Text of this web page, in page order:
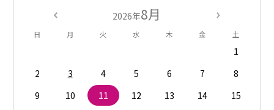
2026年8月
日 月 火 水 木 金 土
1
2
3 4 5 6 7
8
9
10 11 12 13 14
15